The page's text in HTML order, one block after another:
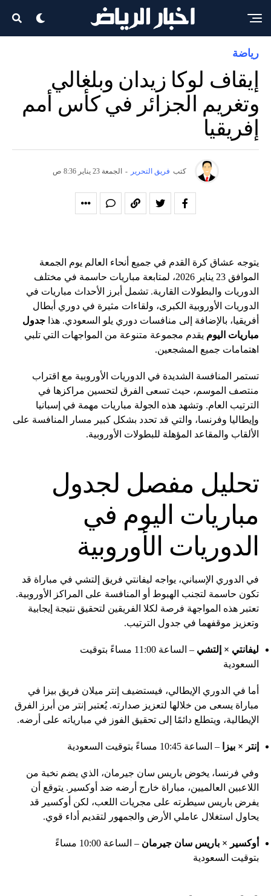
رياضة
إيقاف لوكا زيدان وبلغالي
وتغريم الجزائر في كأس أمم
إفريقيا
كتب فريق التحرير - الجمعة 23 يناير 8:36 ص
يتوجه عشاق كرة القدم في جميع أنحاء العالم يوم الجمعة
الموافق 23 يناير 2026، لمتابعة مباريات حاسمة في مختلف
الدوريات والبطولات القارية. تشمل أبرز الأحداث مباريات في
الدوريات الأوروبية الكبرى، ولقاءات مثيرة في دوري أبطال
أفريقيا، بالإضافة إلى منافسات دوري يلو السعودي. هذا جدول
مباريات اليوم يقدم مجموعة متنوعة من المواجهات التي تلبي
اهتمامات جميع المشجعين.
تستمر المنافسة الشديدة في الدوريات الأوروبية مع اقتراب
منتصف الموسم، حيث تسعى الفرق لتحسين مراكزها في
الترتيب العام. وتشهد هذه الجولة مباريات مهمة في إسبانيا
وإيطاليا وفرنسا، والتي قد تحدد بشكل كبير مسار المنافسة على
الألقاب والمقاعد المؤهلة للبطولات الأوروبية.
تحليل مفصل لجدول
مباريات اليوم في
الدوريات الأوروبية
في الدوري الإسباني، يواجه ليفانتي فريق إلتشي في مباراة قد
تكون حاسمة لتجنب الهبوط أو المنافسة على المراكز الأوروبية.
تعتبر هذه المواجهة فرصة لكلا الفريقين لتحقيق نتيجة إيجابية
وتعزيز موقفهما في جدول الترتيب.
ليفانتي × إلتشي
– الساعة 11:00 مساءً بتوقيت
السعودية
أما في الدوري الإيطالي، فيستضيف إنتر ميلان فريق بيزا في
مباراة يسعى من خلالها لتعزيز صدارته. يُعتبر إنتر من أبرز الفرق
الإيطالية، ويتطلع دائمًا إلى تحقيق الفوز في مبارياته على أرضه.
إنتر × بيزا – الساعة 10:45 مساءً بتوقيت السعودية
وفي فرنسا، يخوض باريس سان جيرمان، الذي يضم نخبة من
اللاعبين العالميين، مباراة خارج أرضه ضد أوكسير. يتوقع أن
يفرض باريس سيطرته على مجريات اللعب، لكن أوكسير قد
يحاول استغلال عاملي الأرض والجمهور لتقديم أداء قوي.
أوكسير × باريس سان جيرمان
– الساعة 10:00 مساءً
بتوقيت السعودية